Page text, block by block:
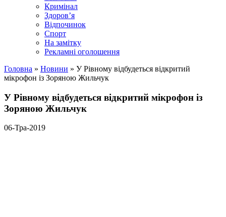
Кримінал
Здоров’я
Відпочинок
Спорт
На замітку
Рекламні оголошення
Головна » Новини » У Рівному відбудеться відкритий
мікрофон із Зоряною Жильчук
У Рівному відбудеться відкритий мікрофон із
Зоряною Жильчук
06-Тра-2019